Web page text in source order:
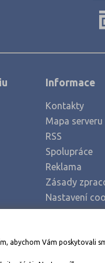
Informace
Kontakty
Mapa serveru
RSS
Spolupráce
Reklama
Zásady
Nastavení
abychom Vám poskytovali